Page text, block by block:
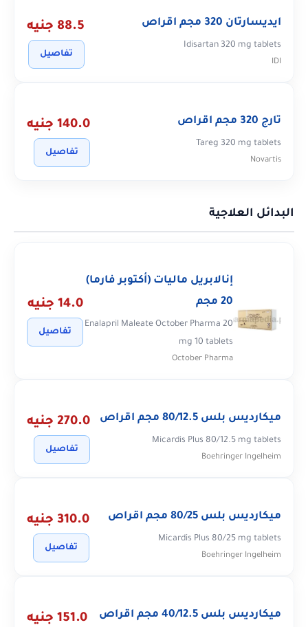
ايديسارتان 320 مجم اقراص
Idisartan 320 mg tablets
IDI
88.5 جنيه
تفاصيل
تارج 320 مجم اقراص
Tareg 320 mg tablets
Novartis
140.0 جنيه
تفاصيل
البدائل العلاجية
إنالابريل ماليات (أكتوبر فارما)
20 مجم
Enalapril Maleate October Pharma 20
mg 10 tablets
October Pharma
14.0 جنيه
تفاصيل
ميكارديس بلس 80/12.5 مجم اقراص
Micardis Plus 80/12.5 mg tablets
Boehringer Ingelheim
270.0 جنيه
تفاصيل
ميكارديس بلس 80/25 مجم اقراص
Micardis Plus 80/25 mg tablets
Boehringer Ingelheim
310.0 جنيه
تفاصيل
ميكارديس بلس 40/12.5 مجم اقراص 151.0 جنيه